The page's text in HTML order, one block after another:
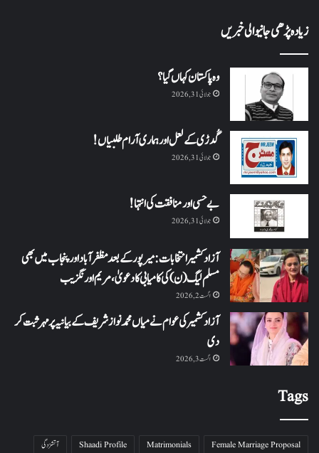
زیادہ پڑھی جانیوالی خبریں
وہ پاکستان کہاں گیا؟
جولائی 31, 2026
گُدڑی کے لعل اور ہماری آرام طلبیاں!
جولائی 31, 2026
بے حسی اور منافقت کی انتہا !
جولائی 31, 2026
آزاد کشمیر انتخابات: میرپور کے بعد مظفرآباد اور پنجاب میں بھی
مسلم لیگ (ن) کی کامیابی کا دعویٰ، مریم اورنگزیب
اگست 2, 2026
آزاد کشمیر کی عوام نے میاں محمد نواز شریف کے بیانیہ پر مہر ثبت کر
دی
اگست 3, 2026
Tags
Female Marriage Proposal
Matrimonials
Shaadi Profile
آتشزدگی